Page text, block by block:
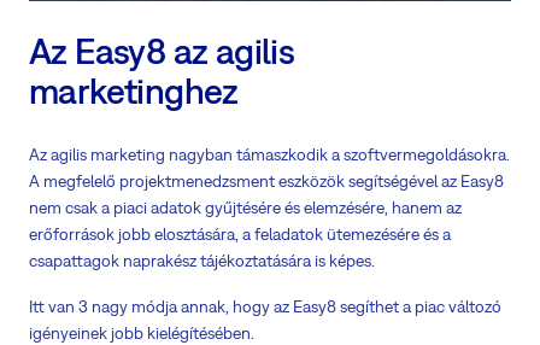
Az Easy8 az agilis
marketinghez
Az agilis marketing nagyban támaszkodik a szoftvermegoldásokra.
A megfelelő projektmenedzsment eszközök segítségével az Easy8
nem csak a piaci adatok gyűjtésére és elemzésére, hanem az
erőforrások jobb elosztására, a feladatok ütemezésére és a
csapattagok naprakész tájékoztatására is képes.
Itt van 3 nagy módja annak, hogy az Easy8 segíthet a piac változó
igényeinek jobb kielégítésében.